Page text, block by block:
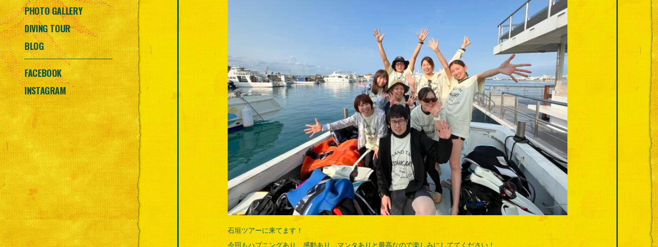
PHOTO GALLERY
DIVING TOUR
BLOG
FACEBOOK
INSTAGRAM
石垣ツアーに来てます！
今回もハプニングあり、感動あり、マンタありと最高なので楽しみにしててください！